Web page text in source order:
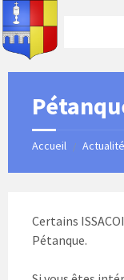
Skip
content
Skip
left
sidebar
Skip
right
sidebar
Skip
footer
Accueil /
Certains
Pétanque.